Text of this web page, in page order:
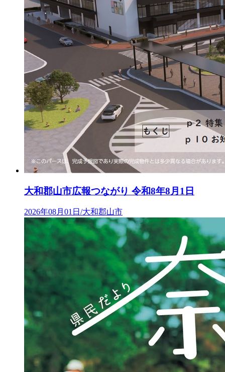
大和郡山市広報つながり 令和8年8月1日
2026年08月01日/大和郡山市